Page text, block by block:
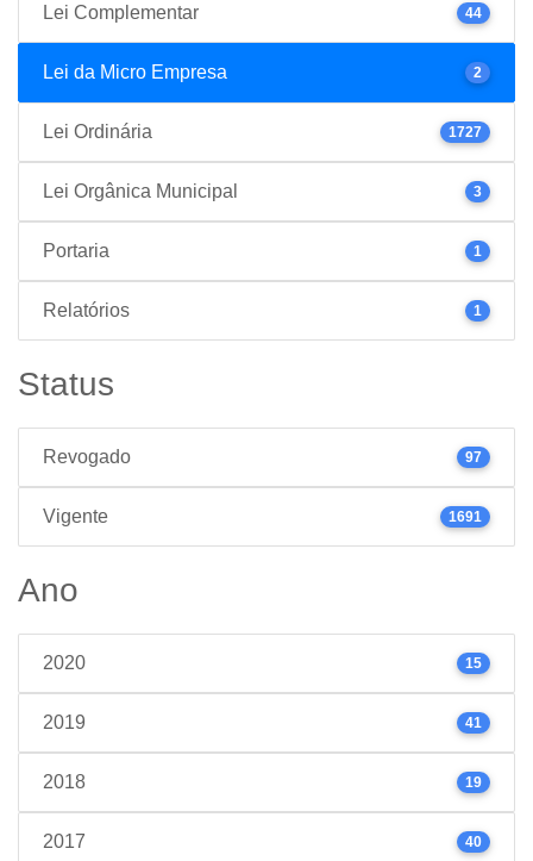
Lei Complementar 44
Lei da Micro Empresa 2
Lei Ordinária 1727
Lei Orgânica Municipal 3
Portaria 1
Relatórios 1
Status
Revogado 97
Vigente 1691
Ano
2020 15
2019 41
2018 19
2017 40